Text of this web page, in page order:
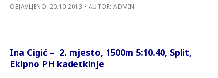
OBJAVLJENO: 20.10.2013 AUTOR: ADMIN
Ina Cigić – 2. mjesto, 1500m 5:10.40, Split,
Ekipno PH kadetkinje